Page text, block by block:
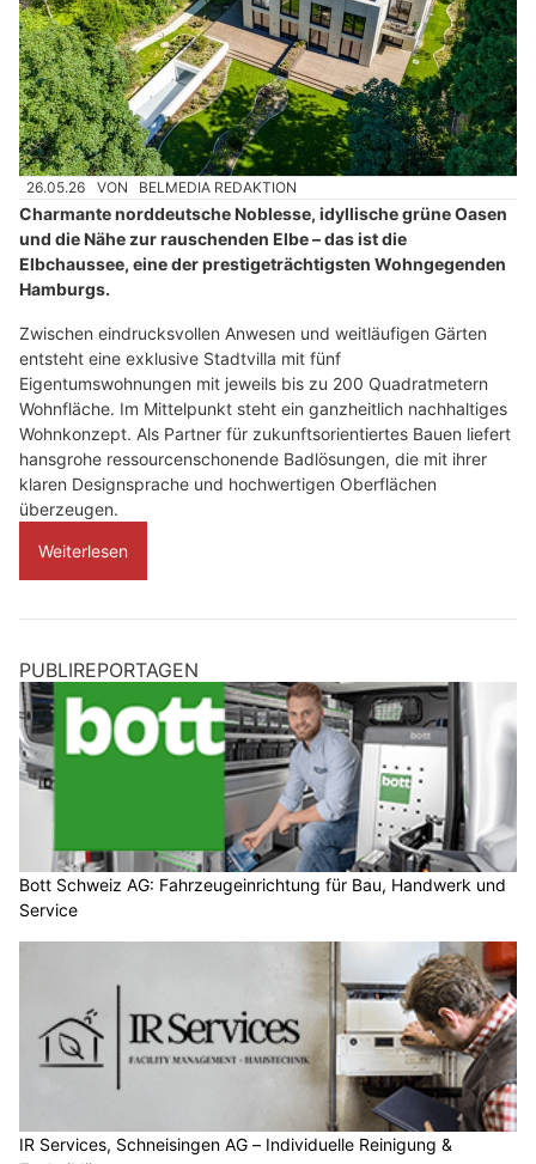
26.05.26 VON BELMEDIA REDAKTION
Charmante norddeutsche Noblesse, idyllische grüne Oasen
und die Nähe zur rauschenden Elbe – das ist die
Elbchaussee, eine der prestigeträchtigsten Wohngegenden
Hamburgs.
Zwischen eindrucksvollen Anwesen und weitläufigen Gärten
entsteht eine exklusive Stadtvilla mit fünf
Eigentumswohnungen mit jeweils bis zu 200 Quadratmetern
Wohnfläche. Im Mittelpunkt steht ein ganzheitlich nachhaltiges
Wohnkonzept. Als Partner für zukunftsorientiertes Bauen liefert
hansgrohe ressourcenschonende Badlösungen, die mit ihrer
klaren Designsprache und hochwertigen Oberflächen
überzeugen.
Weiterlesen
PUBLIREPORTAGEN
Bott Schweiz AG: Fahrzeugeinrichtung für Bau, Handwerk und
Service
IR Services, Schneisingen AG – Individuelle Reinigung &